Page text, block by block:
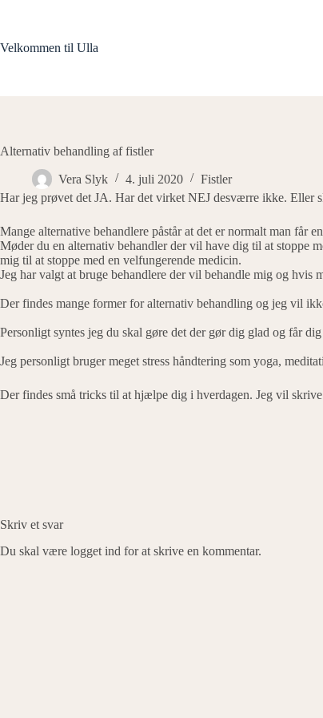
Velkommen til Ulla
Alternativ behandling af fistler
Vera Slyk 4. juli 2020
Fistler
Har jeg prøvet det JA. Har det virket NEJ desværre ikke. Eller
Mange alternative behandlere påstår at det er normalt man får
Møder du en alternativ behandler der vil have dig til at stoppe
mig til at stoppe med en velfungerende medicin.
Jeg har valgt at bruge behandlere der vil behandle mig og
Der findes mange former for alternativ behandling og jeg vil
Personligt syntes jeg du skal gøre det der gør dig glad og får
Jeg personligt bruger meget stress håndtering som yoga,
Der findes små tricks til at hjælpe dig i hverdagen. Jeg vil
Skriv et svar
Du skal være logget ind for at skrive en kommentar.